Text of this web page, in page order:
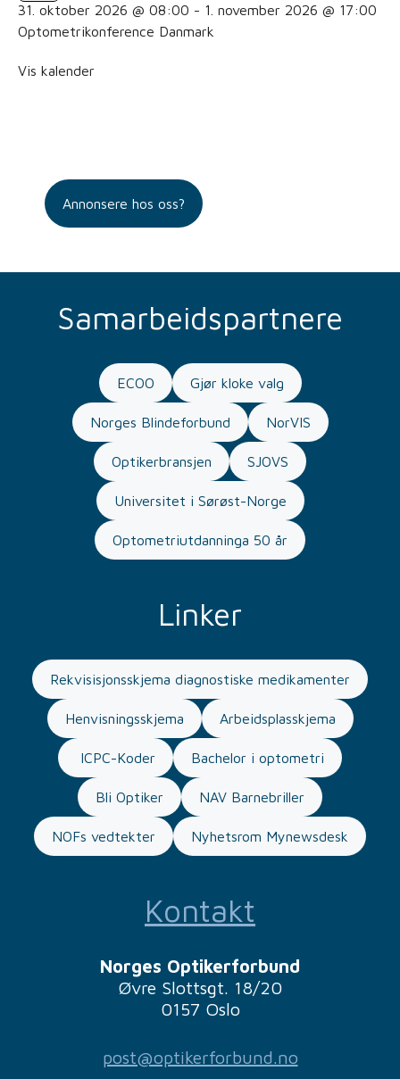
31. oktober 2026 @ 08:00 - 1. november 2026 @ 17:00
Optometrikonference Danmark
Vis kalender
Annonsere hos oss?
Samarbeidspartnere
ECOO Gjør kloke valg
Norges Blindeforbund NorVIS
Optikerbransjen SJOVS
Universitet i Sørøst-Norge
Optometriutdanninga 50 år
Linker
Rekvisisjonsskjema diagnostiske medikamenter
Henvisningsskjema Arbeidsplasskjema
ICPC-Koder Bachelor i optometri
Bli Optiker NAV Barnebriller
NOFs vedtekter Nyhetsrom Mynewsdesk
Kontakt
Norges Optikerforbund
Øvre Slottsgt. 18/20
0157 Oslo
post@optikerforbund.no